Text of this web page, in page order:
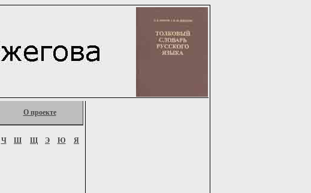
О проекте
Ч Ш Щ Э Ю Я